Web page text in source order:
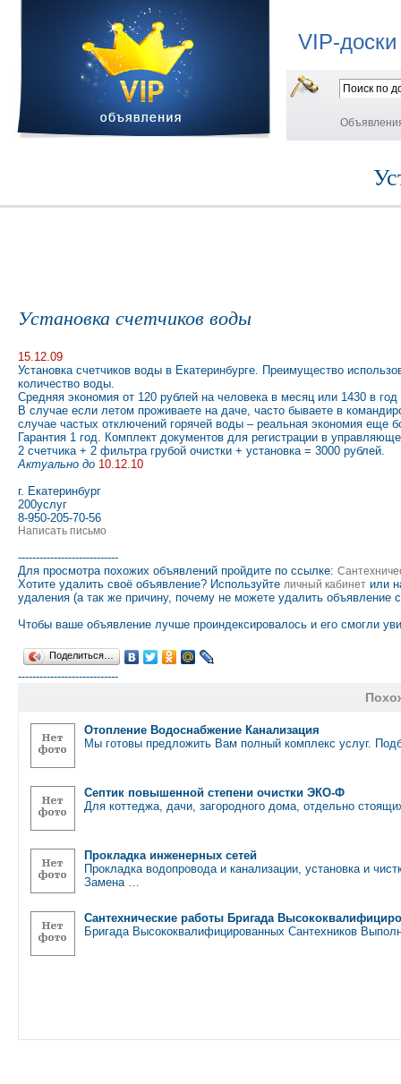
VIP-
Установка счетчиков воды
15.12.09
Установка счетчиков воды в Екатеринбурге. Преимущество
количество воды.
Средняя экономия от 120 рублей на человека в месяц или 1430 в год
В случае если летом проживаете на даче, часто бываете в
случае частых отключений горячей воды – реальная экономия еще
Гарантия 1 год. Комплект документов для регистрации в
2 счетчика + 2 фильтра грубой очистки + установка = 3000 рублей.
Актуально до 10.12.10
г. Екатеринбург
200услуг
8-950-205-70-56
Написать письмо
----------------------------
Для просмотра похожих объявлений пройдите по ссылке:
Хотите удалить своё объявление? Используйте личный кабинет или
удаления (а так же причину, почему не можете удалить объявление
Чтобы ваше объявление лучше проиндексировалось и его смогли
Поделиться…
----------------------------
Отопление Водоснабжение Канализация
Мы готовы предложить Вам полный комплекс услуг.
Септик повышенной степени очистки ЭКО-Ф
Для коттеджа, дачи, загородного дома, отдельно
Прокладка инженерных сетей
Прокладка водопровода и канализации, установка и
Замена …
Сантехнические работы Бригада
Бригада Высококвалифицированных Сантехников